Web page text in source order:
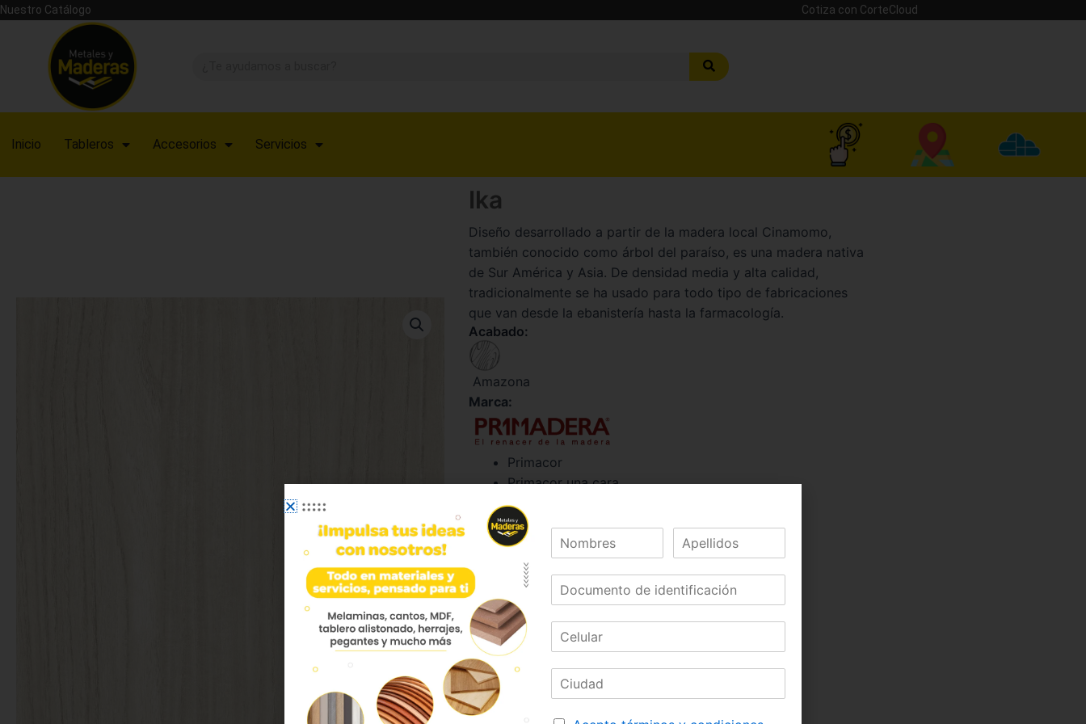
Nuestro Catálogo Cotiza con CorteCloud
Inicio Tableros Accesorios Servicios
Ika
Diseño desarrollado a partir de la madera local Cinamomo,
también conocido como árbol del paraíso, es una madera nativa
de Sur América y Asia. De densidad media y alta calidad,
tradicionalmente se ha usado para todo tipo de fabricaciones
que van desde la ebanistería hasta la farmacología.
Acabado:
Amazona
Marca:
Primacor
Primacor una cara
Dimensiones:
183 x 244
Formato:
1.83 x 2.44m
Sustrato:
ST
Calibres (mm):